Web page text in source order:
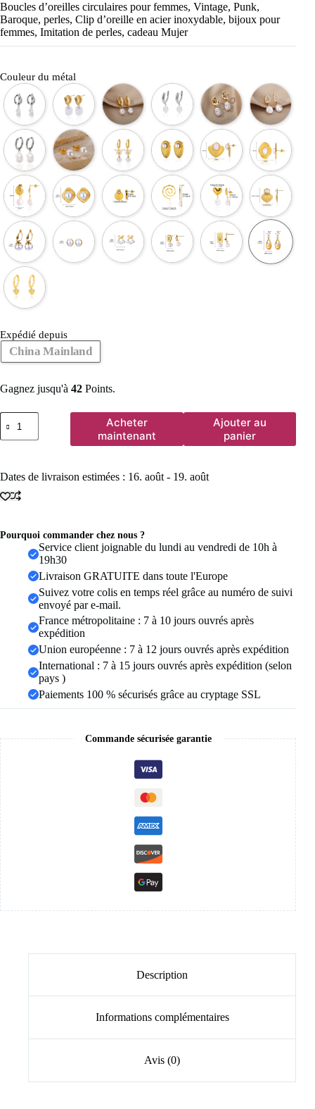
Boucles d’oreilles circulaires pour femmes, Vintage, Punk,
Baroque, perles, Clip d’oreille en acier inoxydable, bijoux pour
femmes, Imitation de perles, cadeau Mujer
Couleur du métal
Expédié depuis
China Mainland
Gagnez jusqu'à 42 Points.
quantité
de
Boucles
pour
femmes,
Vintage,
perles,
d'oreille
inoxydable,
femmes,
Imitation
cadeau
Acheter
maintenant
Ajouter au
panier
Dates de livraison estimées : 16. août - 19. août
Pourquoi commander chez nous ?
Service client joignable du lundi au vendredi de 10h à
19h30
Livraison GRATUITE dans toute l'Europe
Suivez votre colis en temps réel grâce au numéro de suivi
envoyé par e-mail.
France métropolitaine : 7 à 10 jours ouvrés après
expédition
Union européenne : 7 à 12 jours ouvrés après expédition
International : 7 à 15 jours ouvrés après expédition (selon
pays )
Paiements 100 % sécurisés grâce au cryptage SSL
Commande sécurisée garantie
Description
Informations complémentaires
Avis (0)